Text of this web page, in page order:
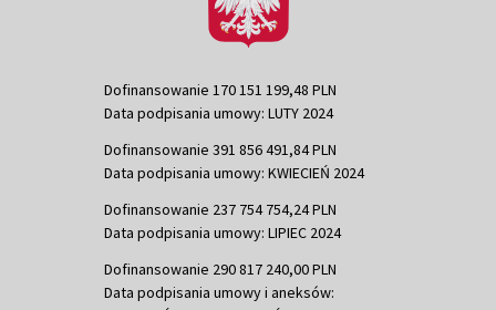
Dofinansowanie 170 151 199,48 PLN
Data podpisania umowy: LUTY 2024
Dofinansowanie 391 856 491,84 PLN
Data podpisania umowy: KWIECIEŃ 2024
Dofinansowanie 237 754 754,24 PLN
Data podpisania umowy: LIPIEC 2024
Dofinansowanie 290 817 240,00 PLN
Data podpisania umowy i aneksów: